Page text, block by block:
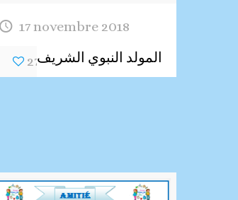
17 novembre 2018
المولد النبوي الشريف27